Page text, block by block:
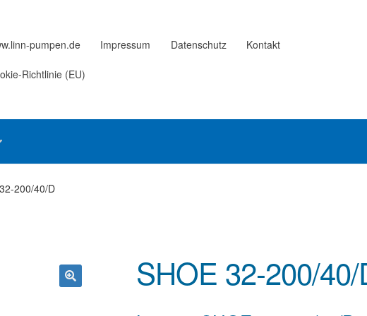
pumpen.de Impressum Datenschutz Kontakt
Richtlinie (EU)
200/40/D
SHOE 32-200/40/